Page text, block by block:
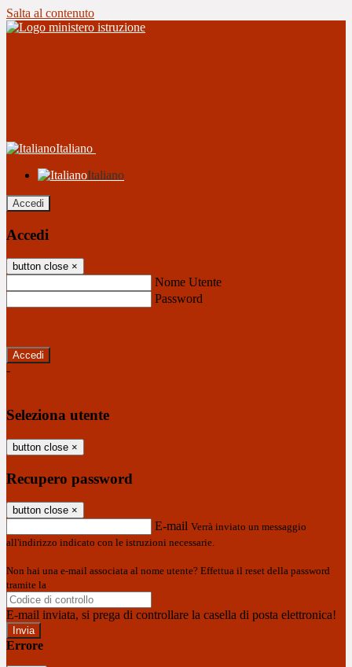
Salta al contenuto
Italiano
Italiano
Accedi
Accedi
button close ×
Nome Utente
Password
-
Seleziona utente
button close ×
Recupero password
button close ×
E-mail Verrà inviato un messaggio
all'indirizzo indicato con le istruzioni necessarie.
Non hai una e-mail associata al nome utente? Effettua il reset della password
tramite la
E-mail inviata, si prega di controllare la casella di posta elettronica!
Errore